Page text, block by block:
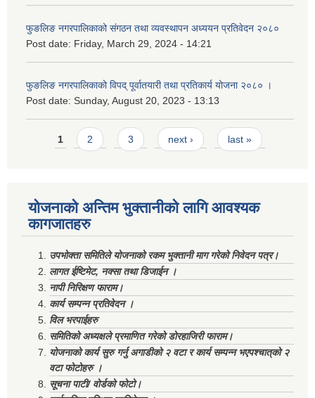
फुङलिङ नगरपालिकाको संगठन तथा व्यवस्थापन अध्ययन प्रतिवेदन २०८०
Post date: Friday, March 29, 2024 - 14:21
फुङलिङ नगरपालिकाको विपद् पूर्वातयारी तथा प्रतिकार्य योजना २०८० ।
Post date: Sunday, August 20, 2023 - 13:13
Pages
1 2 3 next › last »
योजनाको अन्तिम भुक्तानीको लागि आवश्यक
कागजातहरु
उपभोक्ता समितिले योजनाको रकम भुक्तानी माग गरेको निवेदन पत्र।
लागत ईष्टिमेट, नक्सा तथा डिजाईन ।
नापी निरिक्षण फाराम।
कार्य सम्पन्न प्रतिवेदन ।
विल भरपाईहरु
समितिको अध्यक्षले प्रमाणित गरेको डोरहाजिरी फाराम।
योजनाको कार्य सुरु गर्नु अगाडीको २ वटा र कार्य सम्पन्न भएपश्चात्‌को २
वटा फोटोहरु ।
सूचना पाटी/ वोर्डको फोटो।